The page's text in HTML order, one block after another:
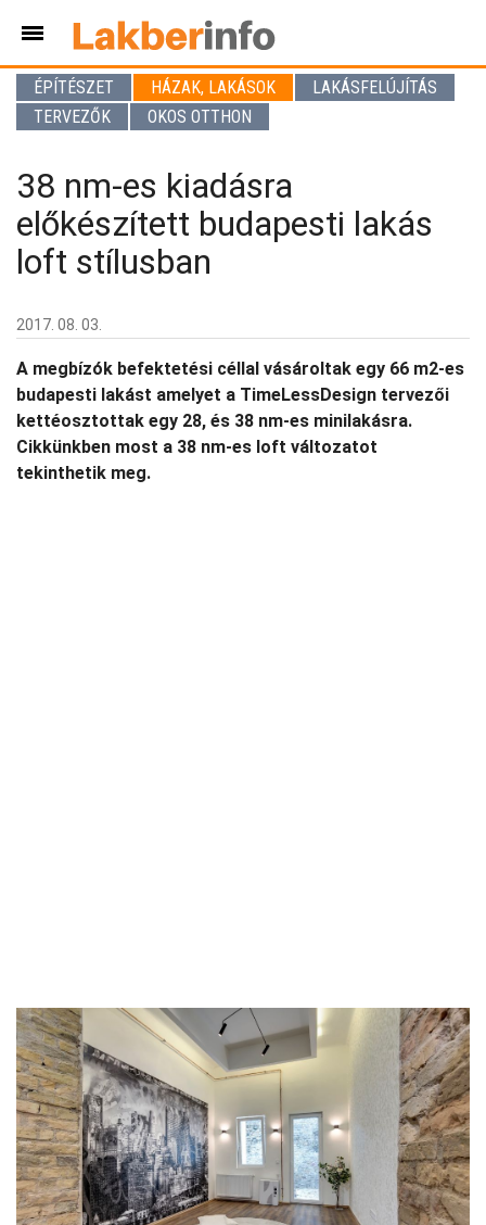
ÉPÍTÉSZET HÁZAK, LAKÁSOK
LAKÁSFELÚJÍTÁS
TERVEZŐK
OKOS OTTHON
38 nm-es kiadásra
előkészített budapesti lakás
loft stílusban
2017. 08. 03.
A megbízók befektetési céllal vásároltak egy 66 m2-es
budapesti lakást amelyet a TimeLessDesign tervezői
kettéosztottak egy 28, és 38 nm-es minilakásra.
Cikkünkben most a 38 nm-es loft változatot
tekinthetik meg.